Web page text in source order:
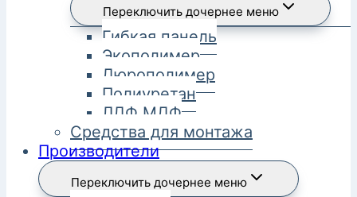
Переключить дочернее меню
Гибкая панель
Экополимер
Дюрополимер
Полиуретан
ЛДФ МДФ
Средства для монтажа
Производители
Переключить дочернее меню